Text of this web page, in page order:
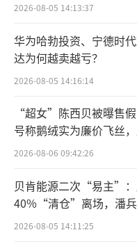
旺旺体量最大
达123.425亿元，
牛奶”收益轻微下
益同比增长近40%
3财年收益同比增
4财年收益为
心产品“旺仔牛奶
及其他产品收益实
渠道端，旺
著。“渠道多元化
2026-08-05 14:13:37
华为哈勃投资、宁德时
达为何越卖越亏？
2026-08-05 14:16:14
“超女”陈西贝被曝售
号称鹅绒实为廉价飞丝
百万元
2026-08-06 09:42:26
贝肯能源二次“易主”
40%“清仓”离场，潘
宏科百世拟入主
2026-08-05 14:11:25